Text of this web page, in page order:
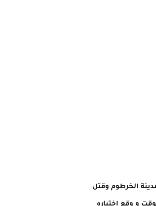
الخرطوم وقتل
و وقع اختياره